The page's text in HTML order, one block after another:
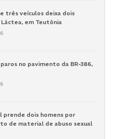
três veículos deixa dois
em Teutônia
no pavimento da BR-386,
prende dois homens por
de material de abuso sexual